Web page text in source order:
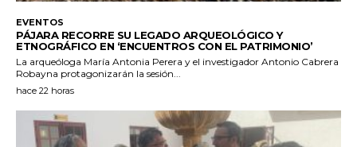
EVENTOS
PÁJARA RECORRE SU LEGADO ARQUEOLÓGICO Y
ETNOGRÁFICO EN ‘ENCUENTROS CON EL PATRIMONIO’
La arqueóloga María Antonia Perera y el investigador Antonio Cabrera
Robayna protagonizarán la sesión...
hace 22 horas